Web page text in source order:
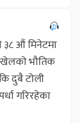
३८ औं मिनेटमा
भौतिक
दुबै टोली
गरिरहेका